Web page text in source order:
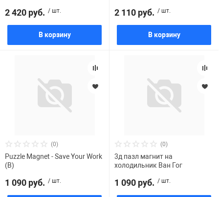
2 420 руб. / шт.
В корзину
2 110 руб. / шт.
В корзину
(0)
Puzzle Magnet - Save Your Work
(B)
1 090 руб. / шт.
(0)
3д пазл магнит на
холодильник Ван Гог
1 090 руб. / шт.